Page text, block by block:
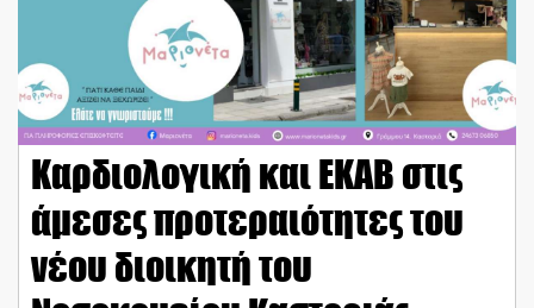
Καρδιολογική και ΕΚΑΒ στις
άμεσες προτεραιότητες του
νέου διοικητή του